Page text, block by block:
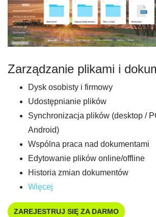
Zarządzanie plikami i
Dysk osobisty i firmowy
Udostępnianie plików
Synchronizacja plików (desktop /
Android)
Wspólna praca nad dokumentami
Edytowanie plików online/offline
Historia zmian dokumentów
Więcej
ZAREJESTRUJ SIĘ ZA DARMO